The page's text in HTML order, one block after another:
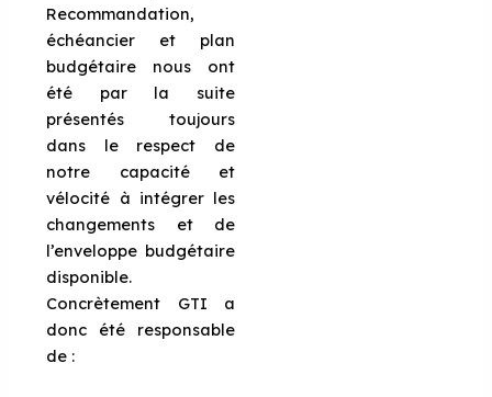
Recommandation,
échéancier et plan
budgétaire nous ont
été par la suite
présentés toujours
dans le respect de
notre capacité et
vélocité à intégrer les
changements et de
l’enveloppe budgétaire
disponible.
Concrètement GTI a
donc été responsable
de :